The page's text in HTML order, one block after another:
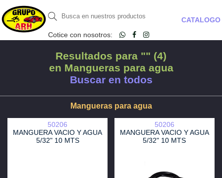
Cotice con nosotros:
CATALOGO
Resultados para "" (4)
en Mangueras para agua
Buscar en todos
Mangueras para agua
50206
MANGUERA VACIO Y AGUA
5/32" 10 MTS
50206
MANGUERA VACIO Y AGUA
5/32" 10 MTS